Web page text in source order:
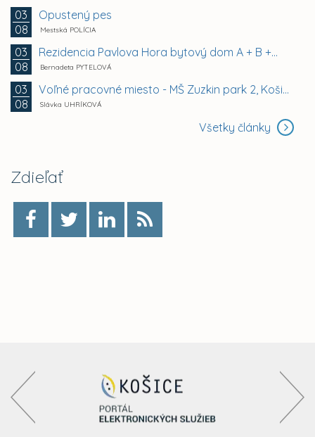
03
08
Opustený pes
Mestská POLÍCIA
03
08
Rezidencia Pavlova Hora bytový dom A + B +...
Bernadeta PYTELOVÁ
03
08
Voľné pracovné miesto - MŠ Zuzkin park 2, Košice -...
Slávka UHRÍKOVÁ
Všetky články
Zdieľať